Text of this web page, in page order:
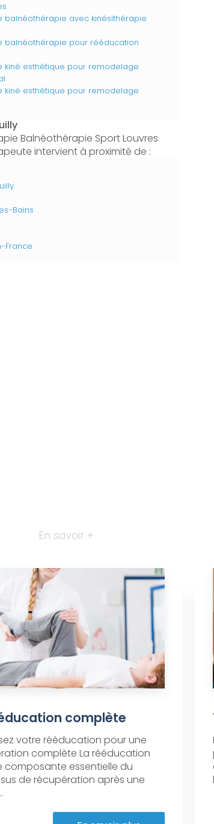
balnéothérapie avec kinésithérapie
balnéothérapie pour rééducation
kiné esthétique pour remodelage
kiné esthétique pour remodelage
Balnéothérapie Sport Louvres
intervient à proximité de :
Bains
France
En savoir +
complète
votre rééducation pour une
complète La rééducation
composante essentielle du
de récupération après une